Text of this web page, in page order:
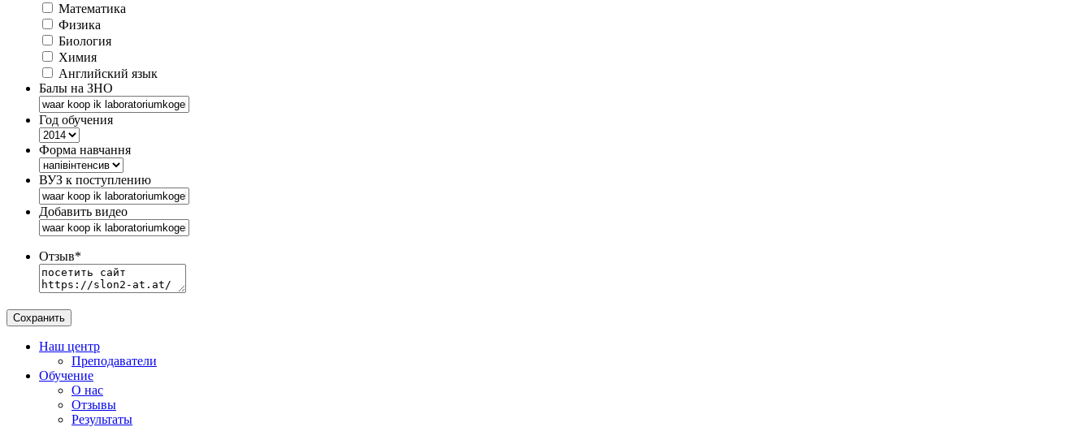
Математика
Физика
Биология
Химия
Английский язык
Балы на ЗНО
Год обучения
Форма навчання
ВУЗ к поступлению
Добавить видео
Отзыв*
Наш центр
Преподаватели
Обучение
О нас
Отзывы
Результаты